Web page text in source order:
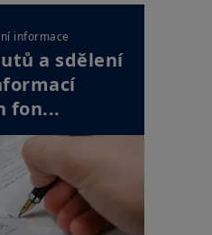
informace
a sdělení
fon...